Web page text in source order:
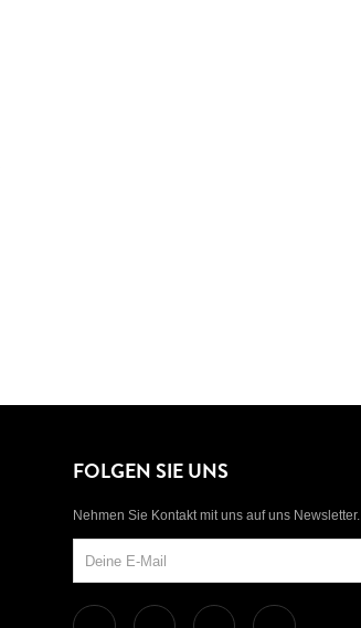
FOLGEN SIE UNS
Nehmen Sie Kontakt mit uns auf uns Newsletter.